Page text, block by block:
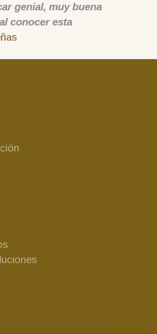
genial, muy buena
conocer esta